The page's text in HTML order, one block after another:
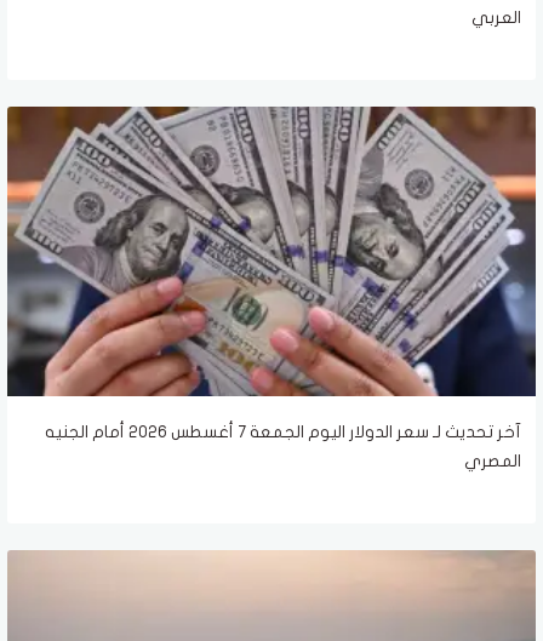
العربي
آخر تحديث لـ سعر الدولار اليوم الجمعة 7 أغسطس 2026 أمام الجنيه
المصري